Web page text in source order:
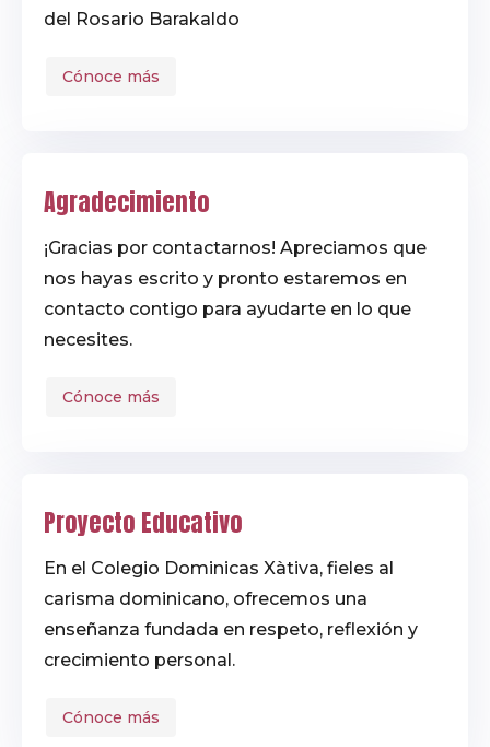
del Rosario Barakaldo
Cónoce más
Agradecimiento
¡Gracias por contactarnos! Apreciamos que
nos hayas escrito y pronto estaremos en
contacto contigo para ayudarte en lo que
necesites.
Cónoce más
Proyecto Educativo
En el Colegio Dominicas Xàtiva, fieles al
carisma dominicano, ofrecemos una
enseñanza fundada en respeto, reflexión y
crecimiento personal.
Cónoce más